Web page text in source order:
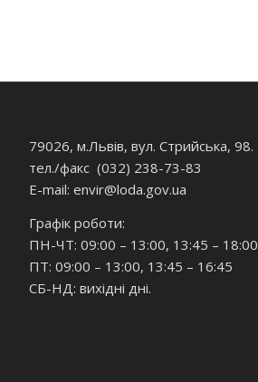
79026, м.Львів, вул. Стрийська, 98.
тел./факс (032) 238-73-83
E-mail: envir@loda.gov.ua
Графік роботи:
ПН-ЧТ: 09:00 – 13:00, 13:45 – 18:00
ПТ: 09:00 – 13:00, 13:45 – 16:45
СБ-НД: вихідні дні.